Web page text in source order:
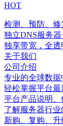
HOT
检测、预防、
独立DNS服务
独享带宽，全
关于我们
公司介绍
专业的全球数
轻松掌握平台最
平台产品说明
了解服务器行
新购、复购、